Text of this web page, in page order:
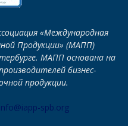
«Международная
Продукции» (МАПП)
МАПП основана на
бизнес-
продукции.
info@iapp-spb.org